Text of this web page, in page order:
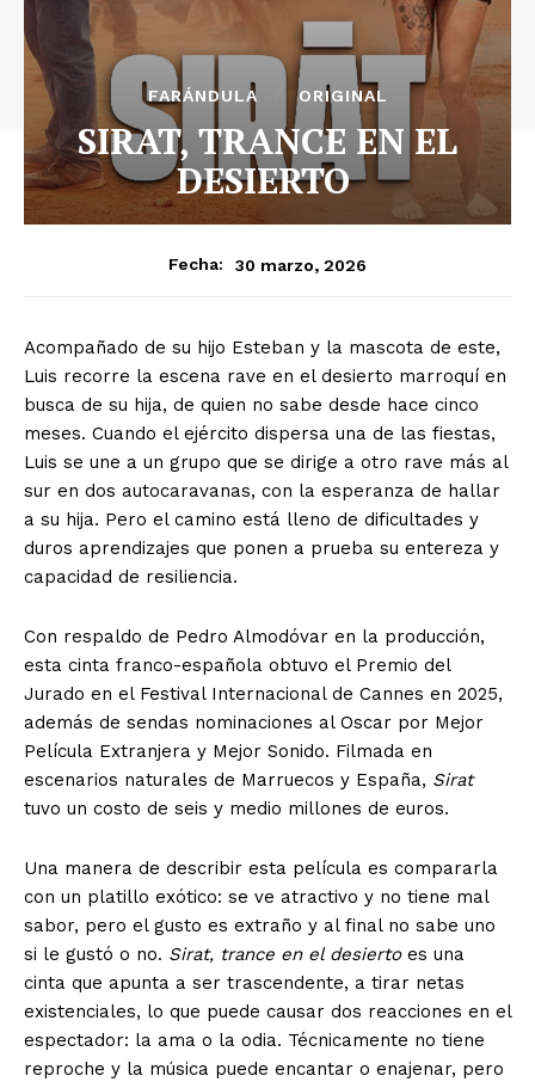
FARÁNDULA ORIGINAL
SIRAT, TRANCE EN EL
DESIERTO
Fecha: 30 marzo, 2026
Acompañado de su hijo Esteban y la mascota de este,
Luis recorre la escena rave en el desierto marroquí en
busca de su hija, de quien no sabe desde hace cinco
meses. Cuando el ejército dispersa una de las fiestas,
Luis se une a un grupo que se dirige a otro rave más al
sur en dos autocaravanas, con la esperanza de hallar
a su hija. Pero el camino está lleno de dificultades y
duros aprendizajes que ponen a prueba su entereza y
capacidad de resiliencia.
Con respaldo de Pedro Almodóvar en la producción,
esta cinta franco-española obtuvo el Premio del
Jurado en el Festival Internacional de Cannes en 2025,
además de sendas nominaciones al Oscar por Mejor
Película Extranjera y Mejor Sonido. Filmada en
escenarios naturales de Marruecos y España, Sirat
tuvo un costo de seis y medio millones de euros.
Una manera de describir esta película es compararla
con un platillo exótico: se ve atractivo y no tiene mal
sabor, pero el gusto es extraño y al final no sabe uno
si le gustó o no. Sirat, trance en el desiertoes una
cinta que apunta a ser trascendente, a tirar netas
existenciales, lo que puede causar dos reacciones en el
espectador: la ama o la odia. Técnicamente no tiene
reproche y la música puede encantar o enajenar, pero